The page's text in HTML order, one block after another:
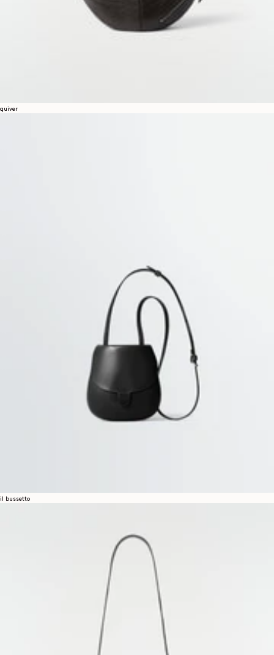
quiver
il bussetto